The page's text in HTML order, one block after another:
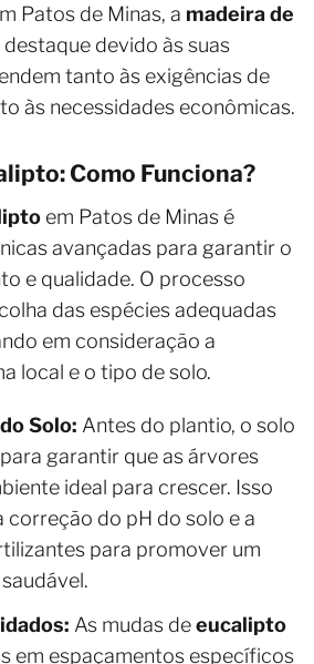
Patos de Minas, a madeira de
destaque devido às suas
tanto às exigências de
às necessidades econômicas.
Como Funciona?
em Patos de Minas é
avançadas para garantir o
e qualidade. O processo
das espécies adequadas
em consideração a
local e o tipo de solo.
Solo: Antes do plantio, o solo
garantir que as árvores
ideal para crescer. Isso
correção do pH do solo e a
para promover um
As mudas deeucalipto
em espaçamentos específicos